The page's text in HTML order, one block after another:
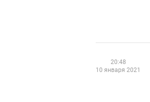
20:48
10 января 2021